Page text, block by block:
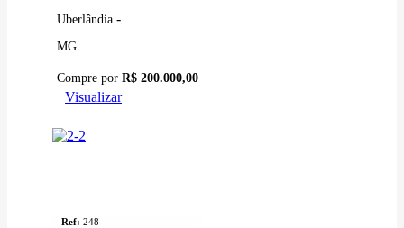
Uberlândia -
MG
Compre por R$ 200.000,00
Visualizar
Ref: 248